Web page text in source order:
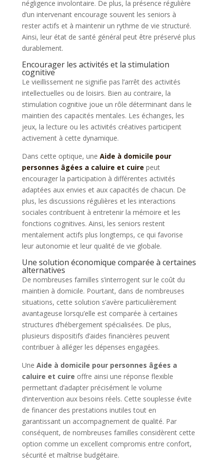
négligence involontaire. De plus, la présence régulière
d’un intervenant encourage souvent les seniors à
rester actifs et à maintenir un rythme de vie structuré.
Ainsi, leur état de santé général peut être préservé plus
durablement.
Encourager les activités et la stimulation
cognitive
Le vieillissement ne signifie pas l’arrêt des activités
intellectuelles ou de loisirs. Bien au contraire, la
stimulation cognitive joue un rôle déterminant dans le
maintien des capacités mentales. Les échanges, les
jeux, la lecture ou les activités créatives participent
activement à cette dynamique.
Dans cette optique, une Aide à domicile pour
personnes âgées a caluire et cuire peut
encourager la participation à différentes activités
adaptées aux envies et aux capacités de chacun. De
plus, les discussions régulières et les interactions
sociales contribuent à entretenir la mémoire et les
fonctions cognitives. Ainsi, les seniors restent
mentalement actifs plus longtemps, ce qui favorise
leur autonomie et leur qualité de vie globale.
Une solution économique comparée à certaines
alternatives
De nombreuses familles s’interrogent sur le coût du
maintien à domicile. Pourtant, dans de nombreuses
situations, cette solution s’avère particulièrement
avantageuse lorsqu’elle est comparée à certaines
structures d’hébergement spécialisées. De plus,
plusieurs dispositifs d’aides financières peuvent
contribuer à alléger les dépenses engagées.
Une Aide à domicile pour personnes âgées a
caluire et cuire offre ainsi une réponse flexible
permettant d’adapter précisément le volume
d’intervention aux besoins réels. Cette souplesse évite
de financer des prestations inutiles tout en
garantissant un accompagnement de qualité. Par
conséquent, de nombreuses familles considèrent cette
option comme un excellent compromis entre confort,
sécurité et maîtrise budgétaire.